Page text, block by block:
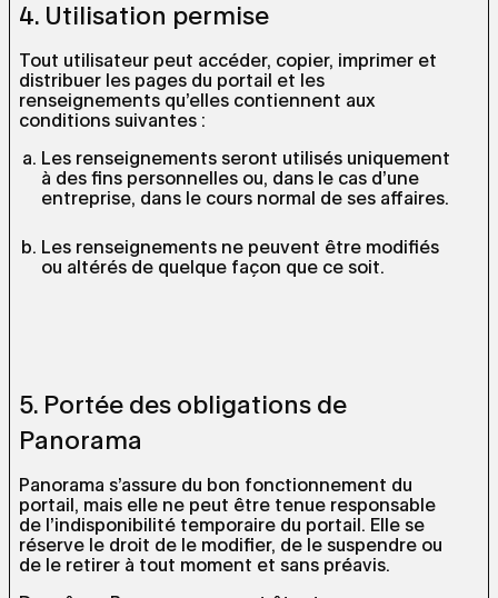
4. Utilisation permise
Tout utilisateur peut accéder, copier, imprimer et
distribuer les pages du portail et les
renseignements qu’elles contiennent aux
conditions suivantes :
Les renseignements seront utilisés uniquement
à des fins personnelles ou, dans le cas d’une
entreprise, dans le cours normal de ses affaires.
Les renseignements ne peuvent être modifiés
ou altérés de quelque façon que ce soit.
5. Portée des obligations de
Panorama
Panorama s’assure du bon fonctionnement du
portail, mais elle ne peut être tenue responsable
de l’indisponibilité temporaire du portail. Elle se
réserve le droit de le modifier, de le suspendre ou
de le retirer à tout moment et sans préavis.